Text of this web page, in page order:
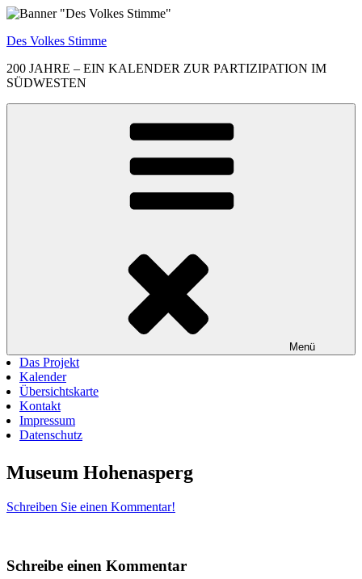
Zum
springen
Des Volkes Stimme
200 JAHRE – EIN KALENDER ZUR PARTIZIPATION IM
SÜDWESTEN
Menü
Das Projekt
Kalender
Übersichtskarte
Kontakt
Impressum
Datenschutz
Museum Hohenasperg
Schreiben Sie einen Kommentar!
Schreibe einen Kommentar